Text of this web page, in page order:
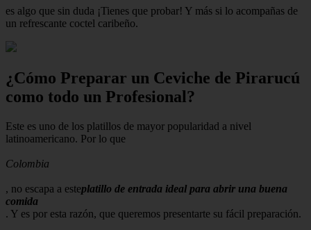
es algo que sin duda ¡Tienes que probar! Y más si lo acompañas de
un refrescante coctel caribeño.
¿Cómo Preparar un Ceviche de Pirarucú
como todo un Profesional?
Este es uno de los platillos de mayor popularidad a nivel
latinoamericano. Por lo que
Colombia
, no escapa a esteplatillo de entrada ideal para abrir una buena
comida
. Y es por esta razón, que queremos presentarte su fácil preparación.